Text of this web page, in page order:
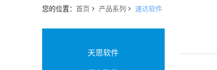
您的位置： 首页 产品系列 速达软件
天思软件